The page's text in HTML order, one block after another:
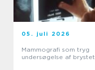
05. juli 2026
Mammografi som tryg
undersøgelse af brystet